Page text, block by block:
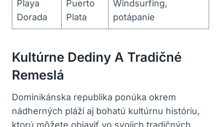
Playa
Dorada
Puerto
Plata
Windsurfing,
potápanie
Kultúrne Dediny A Tradičné
Remeslá
Dominikánska republika ponúka okrem
nádherných pláží aj bohatú kultúrnu históriu,
ktorú môžete objaviť vo svojich tradičných